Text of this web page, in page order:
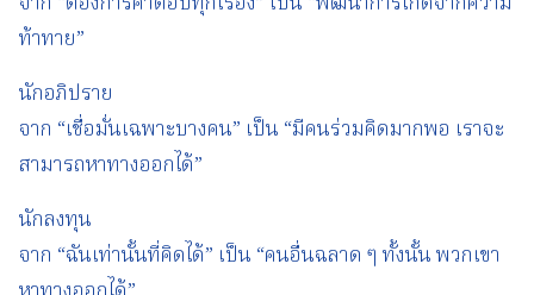
ท้าทาย”
นักอภิปราย
จาก “เชื่อมั่นเฉพาะบางคน” เป็น “มีคนร่วมคิดมากพอ เราจะ
สามารถหาทางออกได้”
นักลงทุน
จาก “ฉันเท่านั้นที่คิดได้” เป็น “คนอื่นฉลาด ๆ ทั้งนั้น พวกเขา